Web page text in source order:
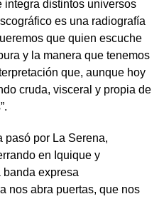
integra distintos universos
es una radiografía
que quien escuche
y la manera que tenemos
que, aunque hoy
cruda, visceral y propia de
pasó por La Serena,
en Iquique y
expresa
nos abra puertas, que nos